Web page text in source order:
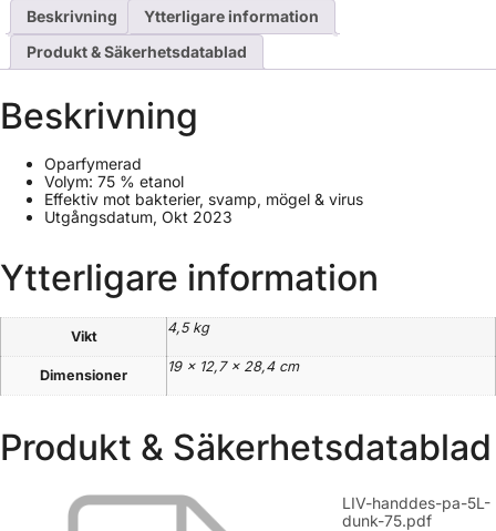
Beskrivning
Ytterligare information
Produkt & Säkerhetsdatablad
Beskrivning
Oparfymerad
Volym: 75 % etanol
Effektiv mot bakterier, svamp, mögel & virus
Utgångsdatum, Okt 2023
Ytterligare information
Vikt
4,5 kg
Dimensioner
19 × 12,7 × 28,4 cm
Produkt & Säkerhetsdatablad
LIV-handdes-pa-5L-
dunk-75.pdf